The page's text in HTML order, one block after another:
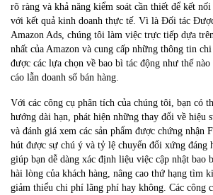
rõ ràng và khả năng kiểm soát cần thiết để kết
với kết quả kinh doanh thực tế. Vì là Đối tác
Amazon Ads, chúng tôi làm việc trực tiếp dựa
nhất của Amazon và cung cấp những thông tin
được các lựa chọn về bao bì tác động như thế nào
cáo lẫn doanh số bán hàng.
Với các công cụ phân tích của chúng tôi, bạn có
hướng dài hạn, phát hiện những thay đổi về hiệu
và đánh giá xem các sản phẩm được chứng nhận
hút được sự chú ý và tỷ lệ chuyển đổi xứng đáng
giúp bạn dễ dàng xác định liệu việc cập nhật bao
hài lòng của khách hàng, nâng cao thứ hạng tìm
giảm thiểu chi phí lãng phí hay không. Các công